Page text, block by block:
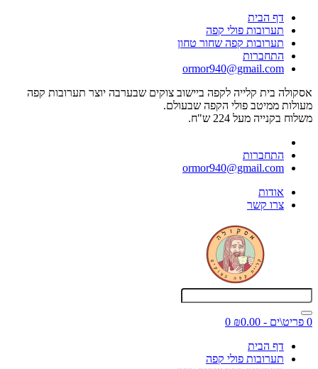
דף הבית
תערובות פולי קפה
תערובות קפה שחור טחון
התחברות
ormor940@gmail.com
אסקולה בית קלייה לקפה ביישוב צוקים שבערבה יוצר תערובות קפה
מעולות ממיטב פולי הקפה שבעולם.
משלוח בקנייה מעל 224 ש"ח.
התחברות
ormor940@gmail.com
אודות
צרו קשר
0 פריט\ים - ₪0.00
0
דף הבית
תערובות פולי קפה